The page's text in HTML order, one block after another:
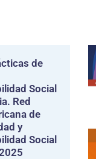
de
Social
Red
de
y
Social